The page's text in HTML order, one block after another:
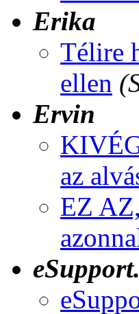
Erika
Télire
ellen
Ervin
az
EZ